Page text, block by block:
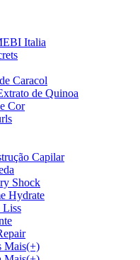
Italia
Caracol
de Quinoa
Cor
Capilar
Shock
Hydrate
Liss
Mais(+)